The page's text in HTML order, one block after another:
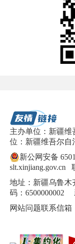
主办单位：新疆维
位：新疆维吾尔自
新公网安备
slt.xinjiang.gov.cn
地址：新疆乌鲁
码：6500000002
网站问题联系信箱